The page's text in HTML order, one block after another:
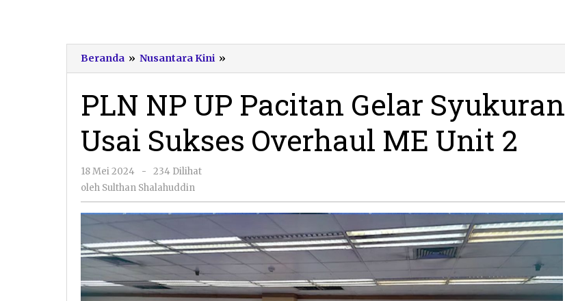
Beranda » Nusantara Kini »
NP
Pacitan
Gelar
Syukuran
Usai
Unit
2
PLN NP UP Pacitan Gelar Syukuran
Usai Sukses Overhaul ME Unit 2
18 Mei 2024
oleh
Sulthan
-
234 Dilihat
oleh Sulthan Shalahuddin